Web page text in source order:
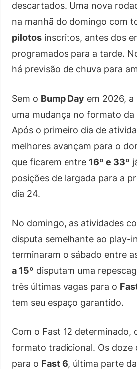
descartados. Uma nova
na manhã do domingo com
pilotos inscritos, antes dos
programados para a tarde.
há previsão de chuva para
Sem o Bump Day em 2026,
uma mudança no formato da
Após o primeiro dia de
melhores avançam para o
que ficarem entre 16º e 33º
posições de largada para a
dia 24.
No domingo, as atividades
disputa semelhante ao play-
terminaram o sábado entre
a 15º disputam uma
três últimas vagas para o
tem seu espaço garantido.
Com o Fast 12 determinado,
formato tradicional. Os doze
para o Fast 6, última parte